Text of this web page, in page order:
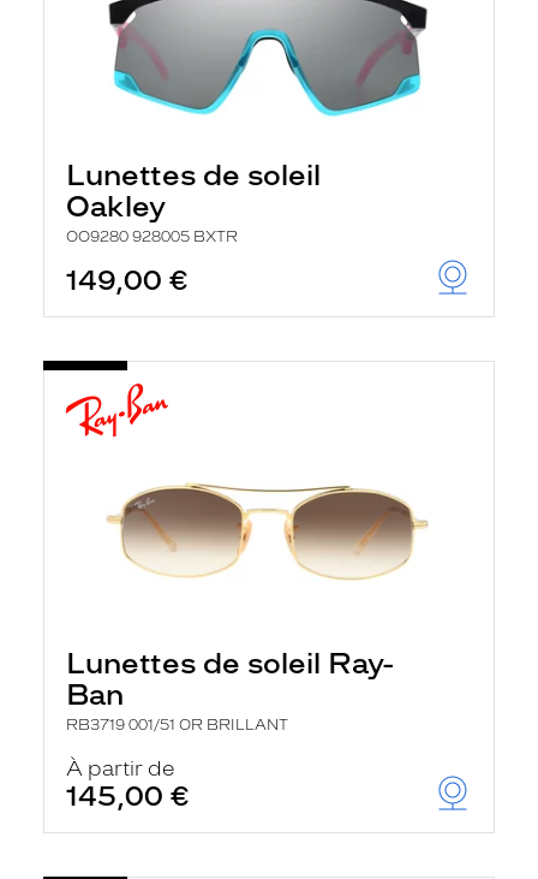
Lunettes de soleil
Oakley
OO9280 928005 BXTR
149,00 €
Lunettes de soleil Ray-
Ban
RB3719 001/51 OR BRILLANT
À partir de
145,00 €